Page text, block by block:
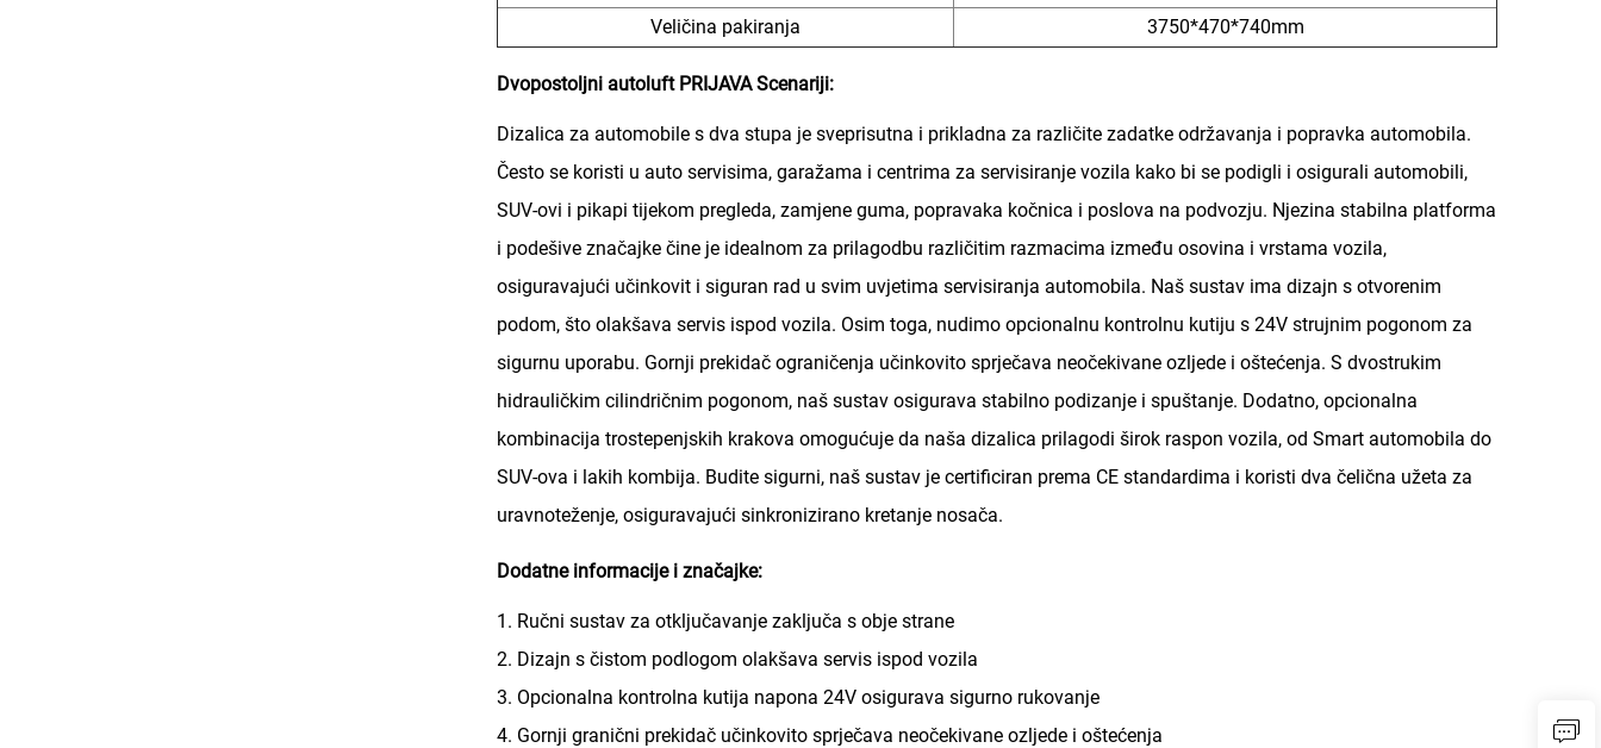
Veličina pakiranja
3750*470*740mm
Dvopostoljni autoluft PRIJAVAScenariji:
Dizalica za automobile s dva stupa je sveprisutna i prikladna za različite zadatke održavanja i popravka automobila.
Često se koristi u auto servisima, garažama i centrima za servisiranje vozila kako bi se podigli i osigurali automobili,
SUV-ovi i pikapi tijekom pregleda, zamjene guma, popravaka kočnica i poslova na podvozju. Njezina stabilna platforma
i podešive značajke čine je idealnom za prilagodbu različitim razmacima između osovina i vrstama vozila,
osiguravajući učinkovit i siguran rad u svim uvjetima servisiranja automobila. Naš sustav ima dizajn s otvorenim
podom, što olakšava servis ispod vozila. Osim toga, nudimo opcionalnu kontrolnu kutiju s 24V strujnim pogonom za
sigurnu uporabu. Gornji prekidač ograničenja učinkovito sprječava neočekivane ozljede i oštećenja. S dvostrukim
hidrauličkim cilindričnim pogonom, naš sustav osigurava stabilno podizanje i spuštanje. Dodatno, opcionalna
kombinacija trostepenjskih krakova omogućuje da naša dizalica prilagodi širok raspon vozila, od Smart automobila do
SUV-ova i lakih kombija. Budite sigurni, naš sustav je certificiran prema CE standardima i koristi dva čelična užeta za
uravnoteženje, osiguravajući sinkronizirano kretanje nosača.
Dodatne informacije i značajke:
1. Ručni sustav za otključavanje zaključa s obje strane
2. Dizajn s čistom podlogom olakšava servis ispod vozila
3. Opcionalna kontrolna kutija napona 24V osigurava sigurno rukovanje
4. Gornji granični prekidač učinkovito sprječava neočekivane ozljede i oštećenja